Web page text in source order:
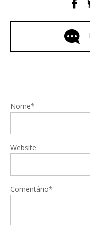
Nome*
Website
Comentário*